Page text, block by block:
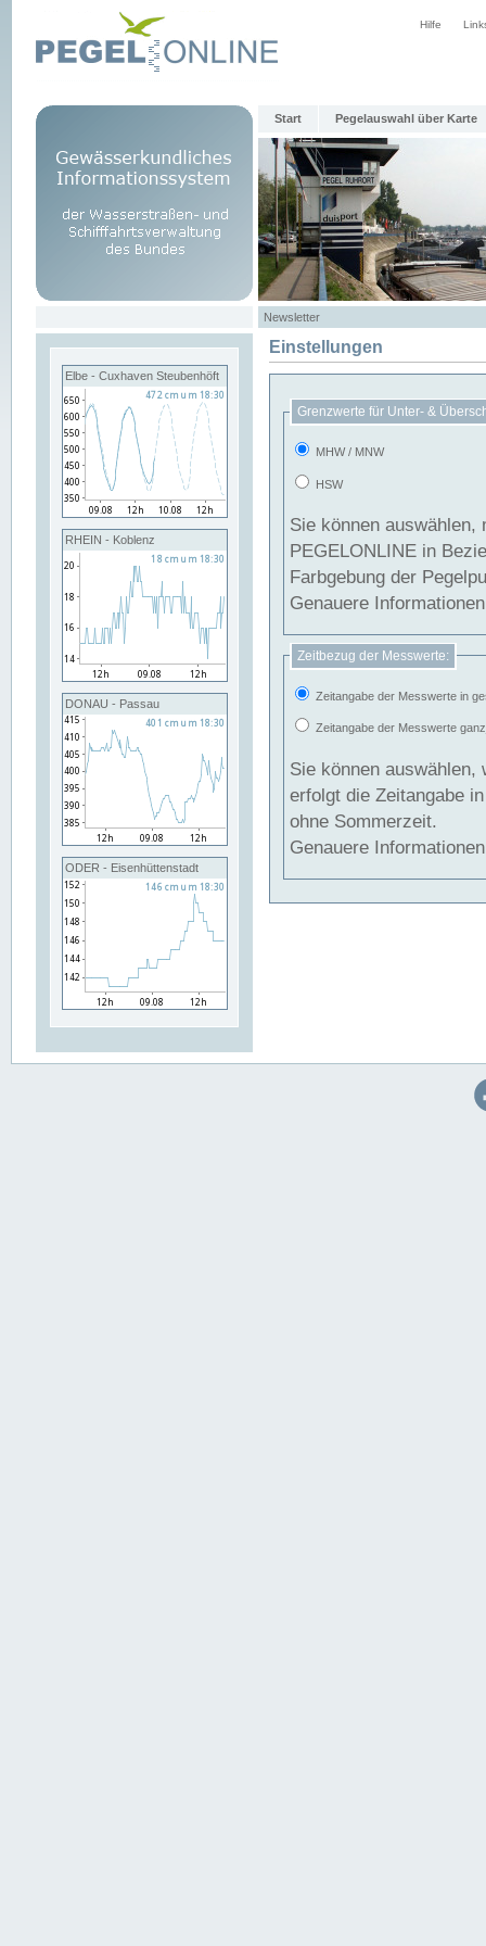
Hilfe
Start Pegelauswahl über Karte
Newsletter
Elbe - Cuxhaven Steubenhöft
RHEIN - Koblenz
DONAU - Passau
ODER - Eisenhüttenstadt
Einstellungen
Grenzwerte für Unter- &
MHW / MNW
HSW
Sie können
PEGELONLINE in Beziehung
Farbgebung der
Genauere
Zeitbezug der Messwerte:
Zeitangabe der Messwerte in
Zeitangabe der Messwerte
Sie können auswählen,
erfolgt die Zeitangabe
ohne Sommerzeit.
Genauere